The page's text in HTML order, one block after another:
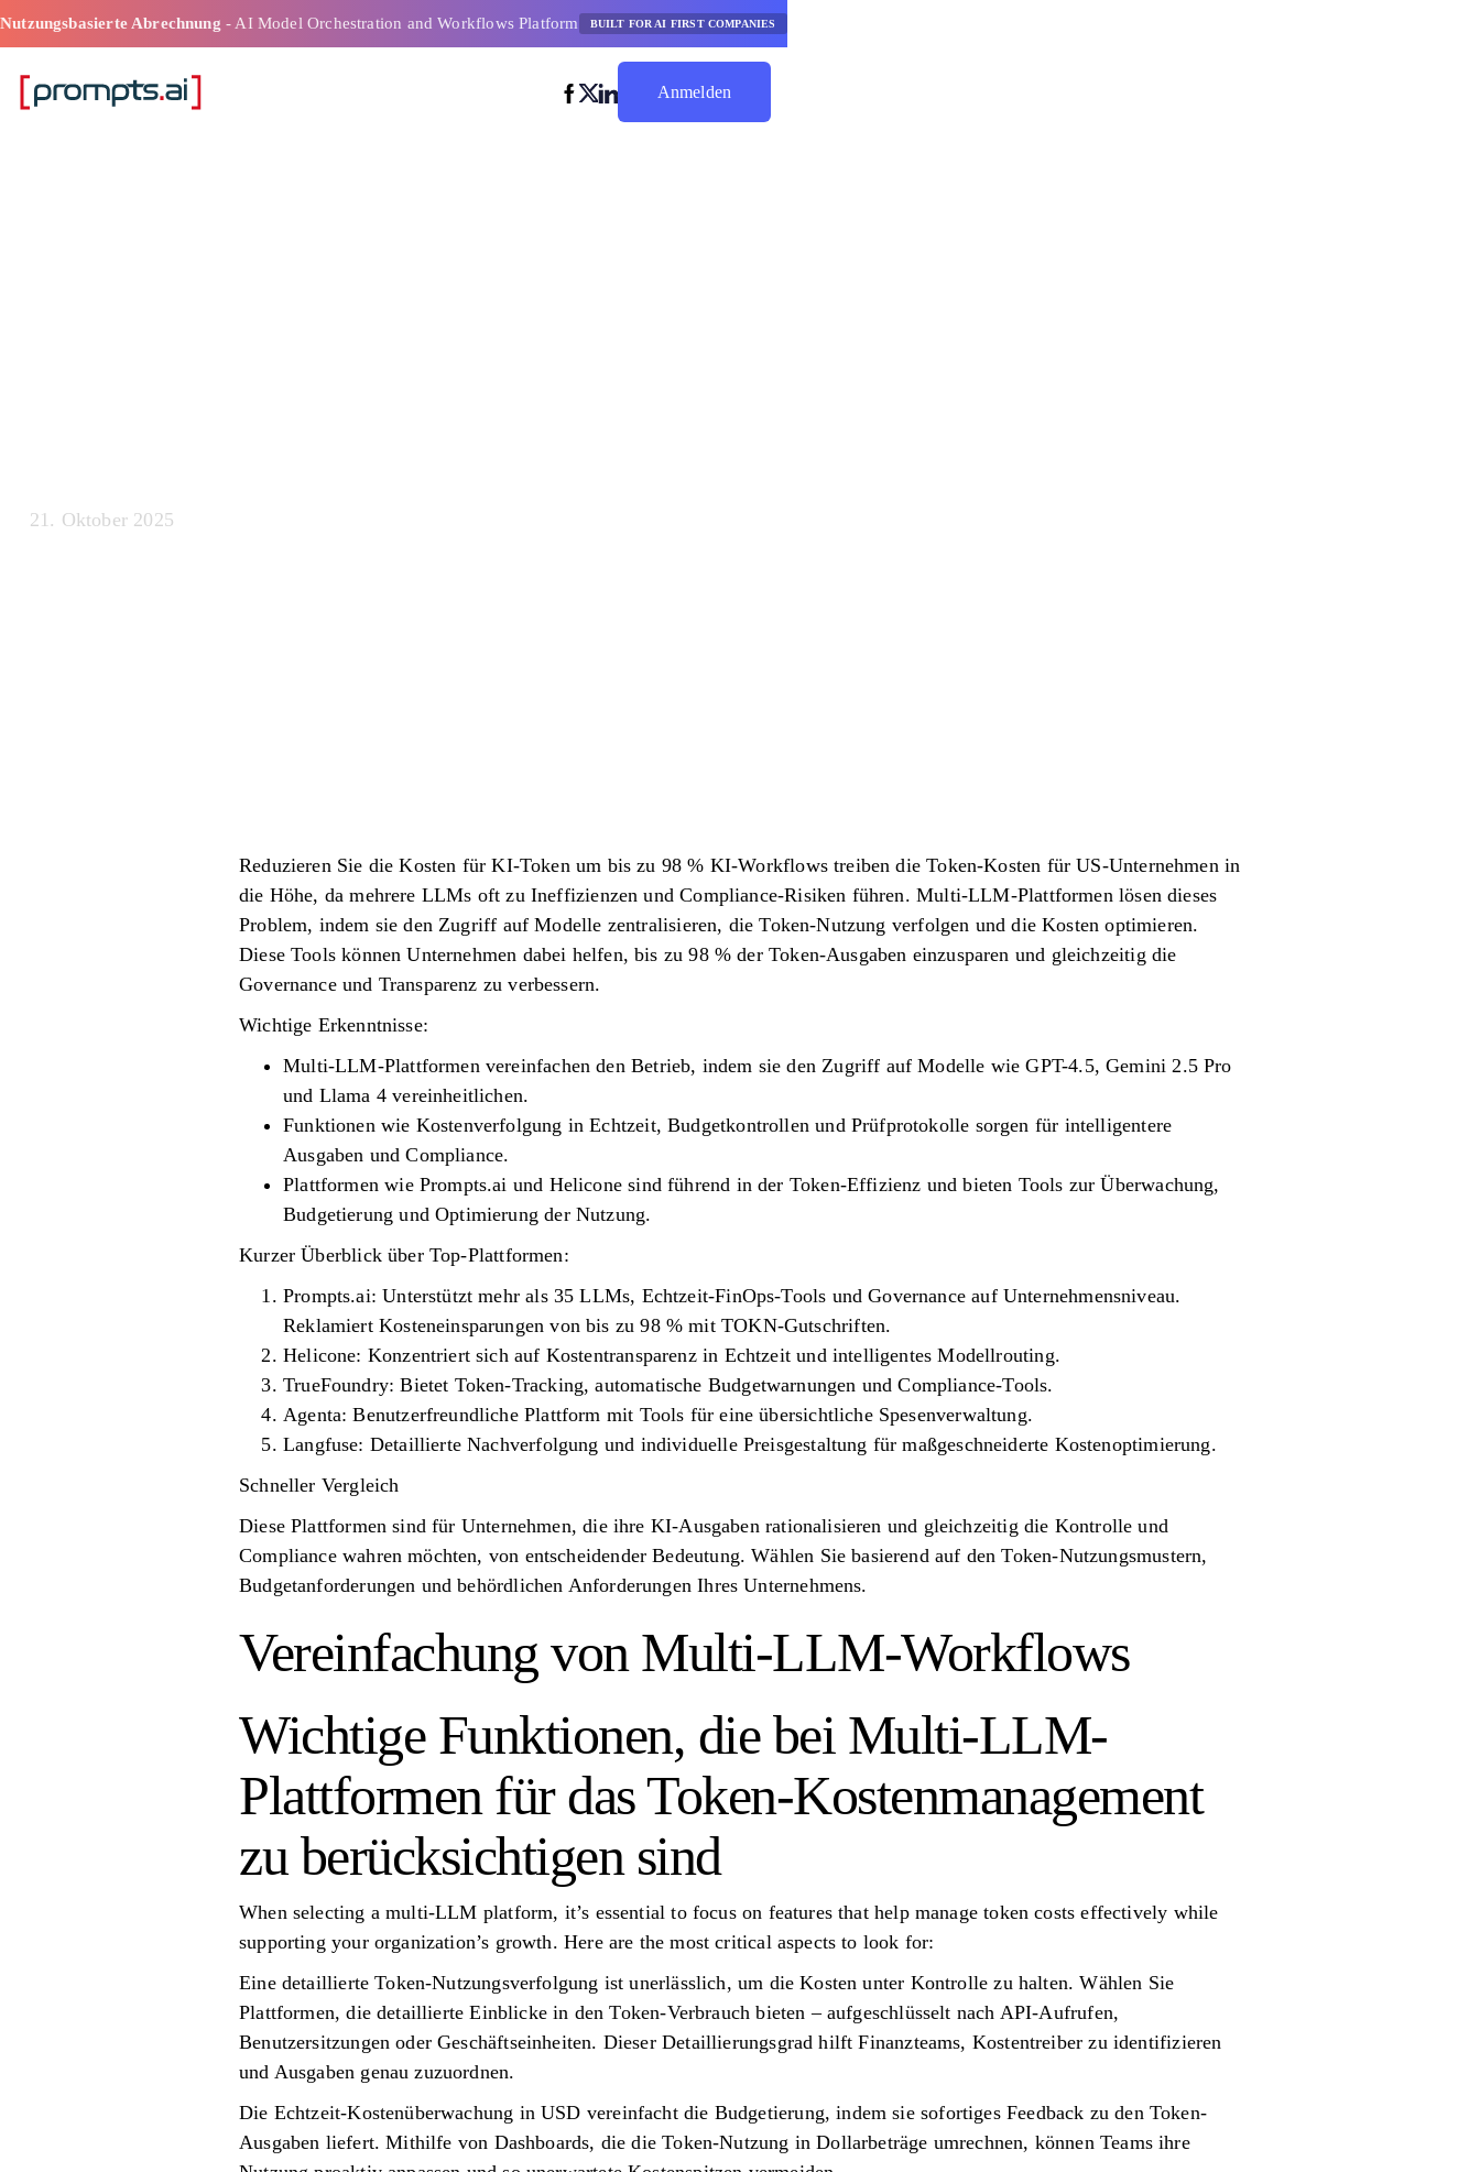
Nutzungsbasierte Abrechnung - AI Model Orchestration and Workflows Platform BUILT FOR AI FIRST COMPANIES
Anmelden
21. Oktober 2025
Reduzieren Sie die Kosten für KI-Token um bis zu 98 % KI-Workflows treiben die Token-Kosten für US-Unternehmen in
die Höhe, da mehrere LLMs oft zu Ineffizienzen und Compliance-Risiken führen. Multi-LLM-Plattformen lösen dieses
Problem, indem sie den Zugriff auf Modelle zentralisieren, die Token-Nutzung verfolgen und die Kosten optimieren.
Diese Tools können Unternehmen dabei helfen, bis zu 98 % der Token-Ausgaben einzusparen und gleichzeitig die
Governance und Transparenz zu verbessern.
Wichtige Erkenntnisse:
Multi-LLM-Plattformen vereinfachen den Betrieb, indem sie den Zugriff auf Modelle wie GPT-4.5, Gemini 2.5 Pro
und Llama 4 vereinheitlichen.
Funktionen wie Kostenverfolgung in Echtzeit, Budgetkontrollen und Prüfprotokolle sorgen für intelligentere
Ausgaben und Compliance.
Plattformen wie Prompts.ai und Helicone sind führend in der Token-Effizienz und bieten Tools zur Überwachung,
Budgetierung und Optimierung der Nutzung.
Kurzer Überblick über Top-Plattformen:
Prompts.ai: Unterstützt mehr als 35 LLMs, Echtzeit-FinOps-Tools und Governance auf Unternehmensniveau.
Reklamiert Kosteneinsparungen von bis zu 98 % mit TOKN-Gutschriften.
Helicone: Konzentriert sich auf Kostentransparenz in Echtzeit und intelligentes Modellrouting.
TrueFoundry: Bietet Token-Tracking, automatische Budgetwarnungen und Compliance-Tools.
Agenta: Benutzerfreundliche Plattform mit Tools für eine übersichtliche Spesenverwaltung.
Langfuse: Detaillierte Nachverfolgung und individuelle Preisgestaltung für maßgeschneiderte Kostenoptimierung.
Schneller Vergleich
Diese Plattformen sind für Unternehmen, die ihre KI-Ausgaben rationalisieren und gleichzeitig die Kontrolle und
Compliance wahren möchten, von entscheidender Bedeutung. Wählen Sie basierend auf den Token-Nutzungsmustern,
Budgetanforderungen und behördlichen Anforderungen Ihres Unternehmens.
Vereinfachung von Multi-LLM-Workflows
Wichtige Funktionen, die bei Multi-LLM-
Plattformen für das Token-Kostenmanagement
zu berücksichtigen sind
When selecting a multi-LLM platform, it’s essential to focus on features that help manage token costs effectively while
supporting your organization’s growth. Here are the most critical aspects to look for:
Eine detaillierte Token-Nutzungsverfolgung ist unerlässlich, um die Kosten unter Kontrolle zu halten. Wählen Sie
Plattformen, die detaillierte Einblicke in den Token-Verbrauch bieten – aufgeschlüsselt nach API-Aufrufen,
Benutzersitzungen oder Geschäftseinheiten. Dieser Detaillierungsgrad hilft Finanzteams, Kostentreiber zu identifizieren
und Ausgaben genau zuzuordnen.
Die Echtzeit-Kostenüberwachung in USD vereinfacht die Budgetierung, indem sie sofortiges Feedback zu den Token-
Ausgaben liefert. Mithilfe von Dashboards, die die Token-Nutzung in Dollarbeträge umrechnen, können Teams ihre